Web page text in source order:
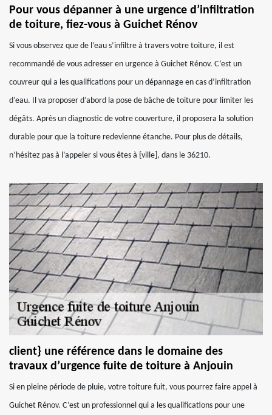
Pour vous dépanner à une urgence d’infiltration
de toiture, fiez-vous à Guichet Rénov
Si vous observez que de l’eau s’infiltre à travers votre toiture, il est
recommandé de vous adresser en urgence à Guichet Rénov. C’est un
couvreur qui a les qualifications pour un dépannage en cas d’infiltration
d’eau. Il va proposer d’abord la pose de bâche de toiture pour limiter les
dégâts. Après un diagnostic de votre couverture, il proposera la solution
durable pour que la toiture redevienne étanche. Pour plus de détails,
n’hésitez pas à l’appeler si vous êtes à {ville], dans le 36210.
client} une référence dans le domaine des
travaux d’urgence fuite de toiture à Anjouin
Si en pleine période de pluie, votre toiture fuit, vous pourrez faire appel à
Guichet Rénov. C’est un professionnel qui a les qualifications pour une